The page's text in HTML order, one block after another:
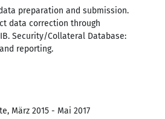
preparation and submission.
data correction through
Security/Collateral Database:
reporting.
März 2015 - Mai 2017